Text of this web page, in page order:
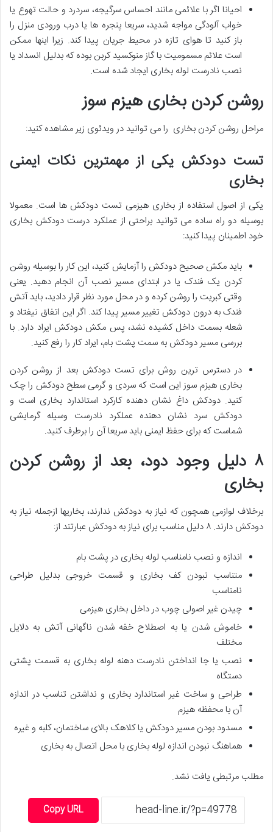
احیانا اگر با علائمی مانند احساس سرگیجه، سردرد و حالت تهوع یا
خواب آلودگی مواجه شدید، سریعا پنجره ها یا درب ورودی منزل را
باز کنید تا هوای تازه در محیط جریان پیدا کند. زیرا اینها ممکن
است علائم مسمومیت با گاز منوکسید کربن بوده که بدلیل انسداد یا
نصب نادرست لوله بخاری ایجاد شده است.
روشن کردن بخاری هیزم سوز
مراحل روشن کردن بخاری را می توانید در ویدئوی زیر مشاهده کنید:
تست دودکش یکی از مهمترین نکات ایمنی
بخاری
یکی از اصول استفاده از بخاری هیزمی تست دودکش ها است. معمولا
بوسیله دو راه ساده می توانید براحتی از عملکرد درست دودکش بخاری
خود اطمینان پیدا کنید:
باید مکش صحیح دودکش را آزمایش کنید، این کار را بوسیله روشن
کردن یک فندک یا در ابتدای مسیر نصب آن انجام دهید. یعنی
وقتی کبریت را روشن کرده و در محل مورد نظر قرار دادید، باید آتش
فندک به درون دودکش تغییر مسیر پیدا کند. اگر این اتفاق نیفتاد و
شعله بسمت داخل کشیده نشد، پس مکش دودکش ایراد دارد. با
بررسی مسیر دودکش به سمت پشت بام، ایراد کار را رفع کنید.
در دسترس ترین روش برای تست دودکش بعد از روشن کردن
بخاری هیزم سوز این است که سردی و گرمی سطح دودکش را چک
کنید. دودکش داغ نشان دهنده کارکرد استاندارد بخاری است و
دودکش سرد نشان دهنده عملکرد نادرست وسیله گرمایشی
شماست که برای حفظ ایمنی باید سریعا آن را برطرف کنید.
۸ دلیل وجود دود، بعد از روشن کردن
بخاری
برخلاف لوازمی همچون که نیاز به دودکش ندارند، بخاریها ازجمله نیاز به
دودکش دارند. ۸ دلیل مناسب برای نیاز به دودکش عبارتند از:
اندازه و نصب نامناسب لوله بخاری در پشت بام
متناسب نبودن کف بخاری و قسمت خروجی بدلیل طراحی
نامناسب
چیدن غیر اصولی چوب در داخل بخاری هیزمی
خاموش شدن یا به اصطلاح خفه شدن ناگهانی آتش به دلایل
مختلف
نصب یا جا انداختن نادرست دهنه لوله بخاری به قسمت پشتی
دستگاه
طراحی و ساخت غیر استاندارد بخاری و نداشتن تناسب در اندازه
آن با محفظه هیزم
مسدود بودن مسیر دودکش یا کلاهک بالای ساختمان، کلبه و غیره
هماهنگ نبودن اندازه لوله بخاری با محل اتصال به بخاری
مطلب مرتبطی یافت نشد.
Copy URL